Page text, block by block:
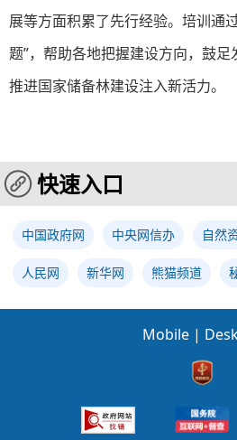
展等方面积累了先行经验。培训通
题”，帮助各地把握建设方向，鼓
推进国家储备林建设注入新活力。
快速入口
中国政府网 中央网信办 自然
人民网 新华网 熊猫频道
Mobile |